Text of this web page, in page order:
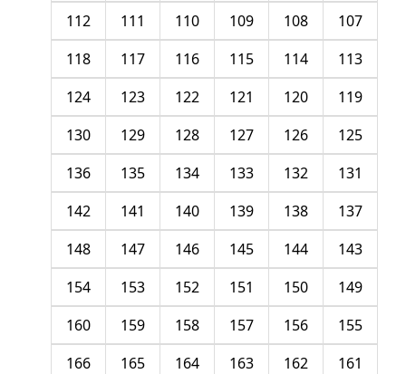
107
108
109
110
111
112
113
114
115
116
117
118
119
120
121
122
123
124
125
126
127
128
129
130
131
132
133
134
135
136
137
138
139
140
141
142
143
144
145
146
147
148
149
150
151
152
153
154
155
156
157
158
159
160
161
162
163
164
165
166